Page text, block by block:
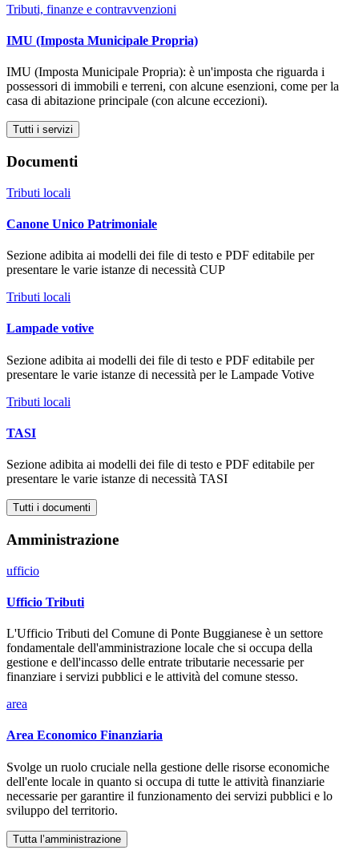
Tributi, finanze e contravvenzioni
IMU (Imposta Municipale Propria)
IMU (Imposta Municipale Propria): è un'imposta che riguarda i
possessori di immobili e terreni, con alcune esenzioni, come per la
casa di abitazione principale (con alcune eccezioni).
Tutti i servizi
Documenti
Tributi locali
Canone Unico Patrimoniale
Sezione adibita ai modelli dei file di testo e PDF editabile per
presentare le varie istanze di necessità CUP
Tributi locali
Lampade votive
Sezione adibita ai modelli dei file di testo e PDF editabile per
presentare le varie istanze di necessità per le Lampade Votive
Tributi locali
TASI
Sezione adibita ai modelli dei file di testo e PDF editabile per
presentare le varie istanze di necessità TASI
Tutti i documenti
Amministrazione
ufficio
Ufficio Tributi
L'Ufficio Tributi del Comune di Ponte Buggianese è un settore
fondamentale dell'amministrazione locale che si occupa della
gestione e dell'incasso delle entrate tributarie necessarie per
finanziare i servizi pubblici e le attività del comune stesso.
area
Area Economico Finanziaria
Svolge un ruolo cruciale nella gestione delle risorse economiche
dell'ente locale in quanto si occupa di tutte le attività finanziarie
necessarie per garantire il funzionamento dei servizi pubblici e lo
sviluppo del territorio.
Tutta l’amministrazione